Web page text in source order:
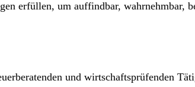
erfüllen, um auffindbar, wahrnehmbar,
und wirtschaftsprüfenden